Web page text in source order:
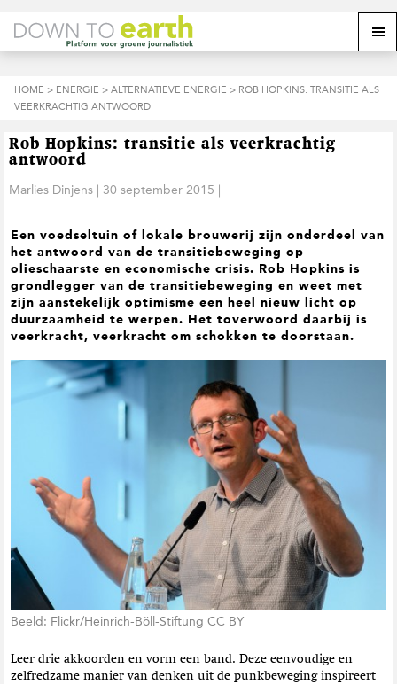
p
r
n
a
a
d
o
o
f
d
n
a
v
o
o
n
r
d
h
f
d
i
n
h
o
u
p
r
n
a
a
d
o
e
t
t
e
k
s
M
n
HOME > ENERGIE > ALTERNATIEVE ENERGIE > ROB HOPKINS: TRANSITIE ALS
VEERKRACHTIG ANTWOORD
Rob Hopkins: transitie als veerkrachtig
antwoord
Marlies Dinjens | 30 september 2015 |
Een voedseltuin of lokale brouwerij zijn onderdeel van
het antwoord van de transitiebeweging op
olieschaarste en economische crisis. Rob Hopkins is
grondlegger van de transitiebeweging en weet met
zijn aanstekelijk optimisme een heel nieuw licht op
duurzaamheid te werpen. Het toverwoord daarbij is
veerkracht, veerkracht om schokken te doorstaan.
Beeld: Flickr/Heinrich-Böll-Stiftung CC BY
Leer drie akkoorden en vorm een band. Deze eenvoudige en
zelfredzame manier van denken uit de punkbeweging inspireert